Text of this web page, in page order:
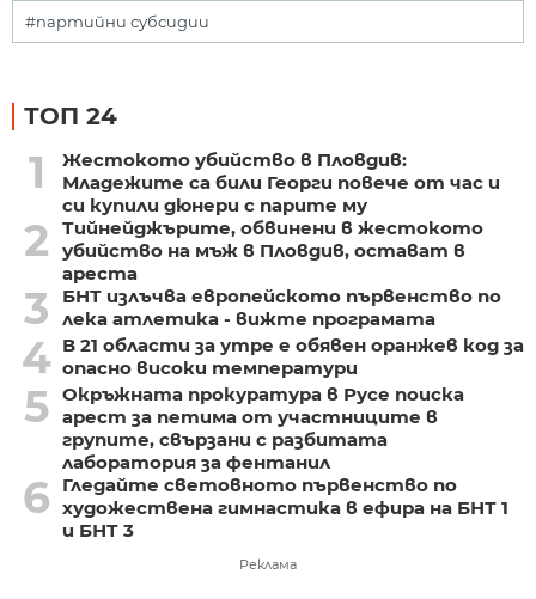
#партийни субсидии
ТОП 24
1
Жестокото убийство в Пловдив:
Младежите са били Георги повече от час и
си купили дюнери с парите му
2
Тийнейджърите, обвинени в жестокото
убийство на мъж в Пловдив, остават в
ареста
3
БНТ излъчва европейското първенство по
лека атлетика - вижте програмата
4 В 21 области за утре е обявен оранжев код за
опасно високи температури
5 Окръжната прокуратура в Русе поиска
арест за петима от участниците в
групите, свързани с разбитата
лаборатория за фентанил
6
Гледайте световното първенство по
художествена гимнастика в ефира на БНТ 1
и БНТ 3
Реклама